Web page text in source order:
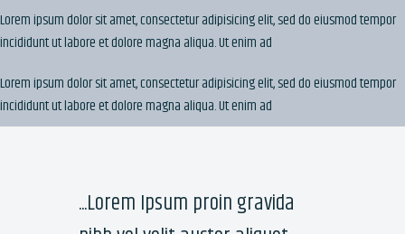
Lorem ipsum dolor sit amet, consectetur adipisicing elit, sed do eiusmod tempor
incididunt ut labore et dolore magna aliqua. Ut enim ad
Lorem ipsum dolor sit amet, consectetur adipisicing elit, sed do eiusmod tempor
incididunt ut labore et dolore magna aliqua. Ut enim ad
...Lorem Ipsum proin gravida